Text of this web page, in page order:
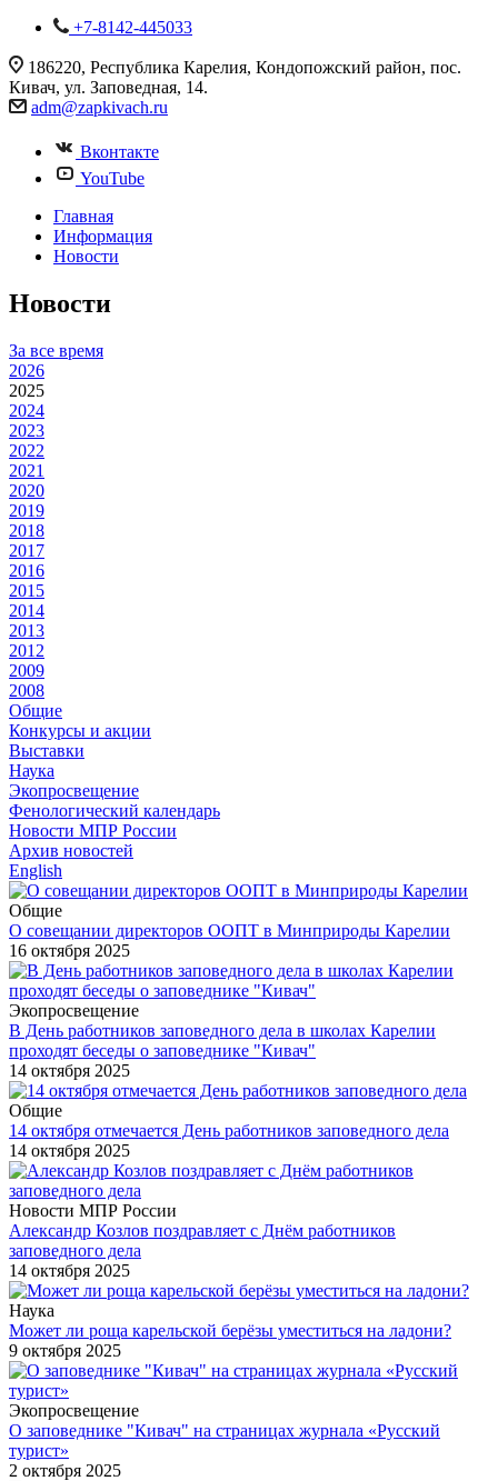
+7-8142-445033
186220, Республика Карелия, Кондопожский район, пос.
Кивач, ул. Заповедная, 14.
adm@zapkivach.ru
Вконтакте
YouTube
Главная
Информация
Новости
Новости
За все время
2026
2025
2024
2023
2022
2021
2020
2019
2018
2017
2016
2015
2014
2013
2012
2009
2008
Общие
Конкурсы и акции
Выставки
Наука
Экопросвещение
Фенологический календарь
Новости МПР России
Архив новостей
English
Общие
О совещании директоров ООПТ в Минприроды Карелии
16 октября 2025
Экопросвещение
В День работников заповедного дела в школах Карелии
проходят беседы о заповеднике "Кивач"
14 октября 2025
Общие
14 октября отмечается День работников заповедного дела
14 октября 2025
Новости МПР России
Александр Козлов поздравляет с Днём работников
заповедного дела
14 октября 2025
Наука
Может ли роща карельской берёзы уместиться на ладони?
9 октября 2025
Экопросвещение
О заповеднике "Кивач" на страницах журнала «Русский
турист»
2 октября 2025